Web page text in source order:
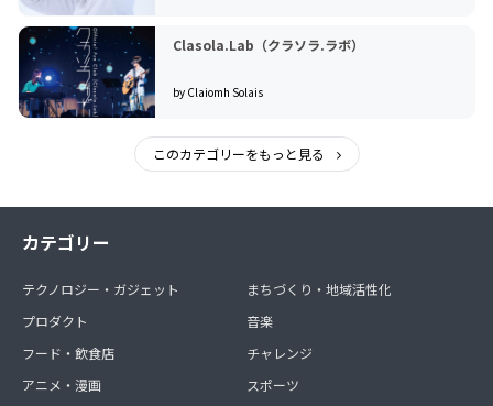
Clasola.Lab（クラソラ.ラボ）
by Claiomh Solais
このカテゴリーをもっと見る
カテゴリー
テクノロジー・ガジェット
プロダクト
フード・飲食店
アニメ・漫画
まちづくり・地域活性化
音楽
チャレンジ
スポーツ